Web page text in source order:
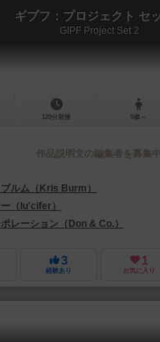
ギプフ：プロジェクト セ
GIPF Project Set 2
120分前後 9歳～
作品説明文の編集者を募集中
ルム（Kris Burm）
（lu'cifer）
ポレーション（Don & Co.）
3
経験あり
1
お気に入り